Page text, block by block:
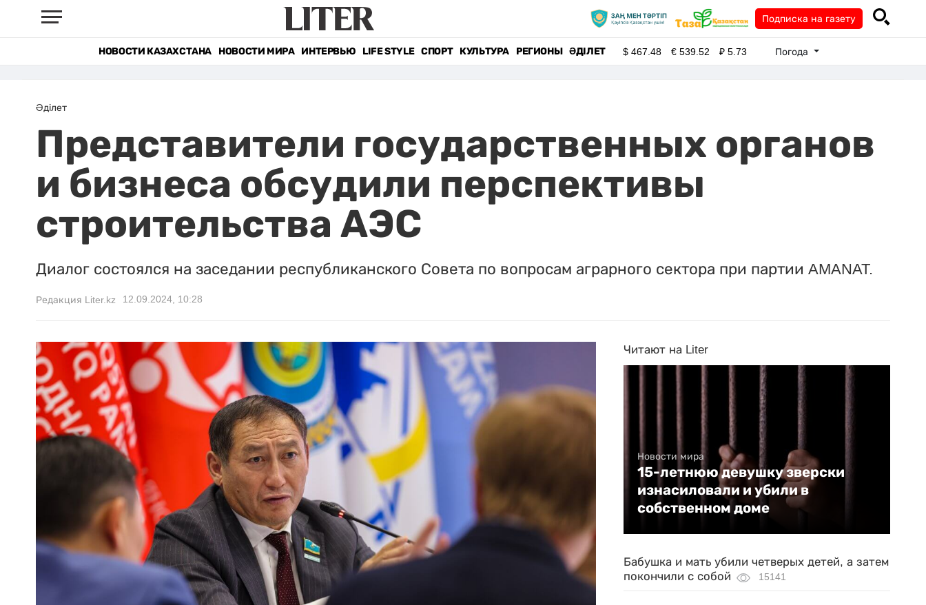
Подписка на газету
НОВОСТИ КАЗАХСТАНА НОВОСТИ МИРА ИНТЕРВЬЮ LIFE STYLE СПОРТ КУЛЬТУРА РЕГИОНЫ ӘДІЛЕТ $467.48 €539.52 ₽5.73 Погода
Әділет
Представители государственных органов
и бизнеса обсудили перспективы
строительства АЭС
Диалог состоялся на заседании республиканского Совета по вопросам аграрного сектора при партии AMANAT.
Редакция Liter.kz 12.09.2024, 10:28
Читают на Liter
Новости мира
15-летнюю девушку зверски
изнасиловали и убили в
собственном доме
Бабушка и мать убили четверых детей, а затем
покончили с собой
15141